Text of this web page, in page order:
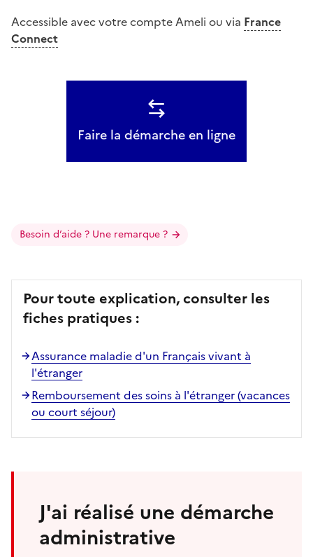
Accessible avec votre compte Ameli ou via France
Connect
Faire la démarche en ligne
Besoin d’aide ? Une remarque ?
Pour toute explication, consulter les
fiches pratiques :
Assurance maladie d'un Français vivant à
l'étranger
Remboursement des soins à l'étranger (vacances
ou court séjour)
J'ai réalisé une démarche
administrative